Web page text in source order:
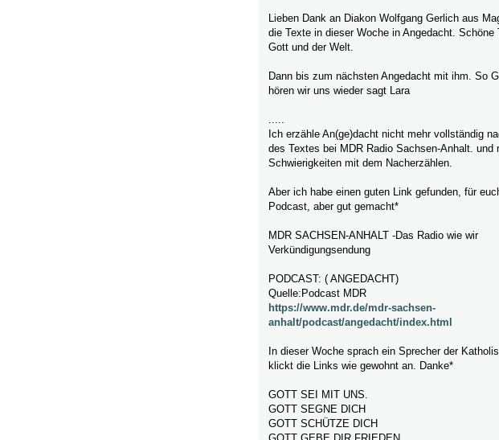
Lieben Dank an Diakon Wolfgang Gerlich aus
die Texte in dieser Woche in Angedacht.
Gott und der Welt.
Dann bis zum nächsten Angedacht mit ihm. So
hören wir uns wieder sagt Lara
.....
Ich erzähle An(ge)dacht nicht mehr vollständig
des Textes bei MDR Radio Sachsen-Anhalt. und
Schwierigkeiten mit dem Nacherzählen.
Aber ich habe einen guten Link gefunden, für
Podcast, aber gut gemacht*
MDR SACHSEN-ANHALT -Das Radio wie wir
Verkündigungsendung
PODCAST: ( ANGEDACHT)
Quelle:Podcast MDR
https://www.mdr.de/mdr-sachsen-
anhalt/podcast/angedacht/index.html
In dieser Woche sprach ein Sprecher der
klickt die Links wie gewohnt an. Danke*
GOTT SEI MIT UNS.
GOTT SEGNE DICH
GOTT SCHÜTZE DICH